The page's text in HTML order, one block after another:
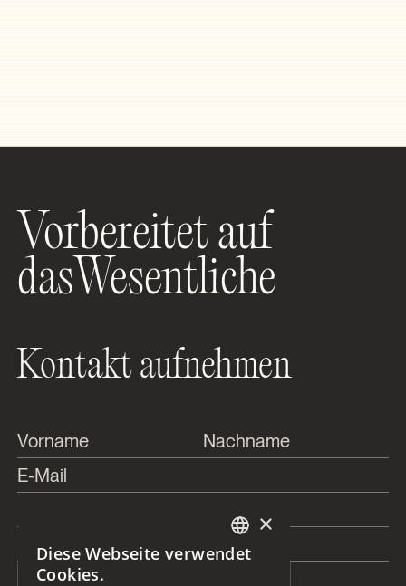
Vorbereitet auf
dasWesentliche
Kontakt aufnehmen
This is some text inside of a div block.This is some text inside of a
This is some text inside of a div block.
This is some text inside of a div block.
GERMAN
×
Diese Webseite verwendet
Cookies.